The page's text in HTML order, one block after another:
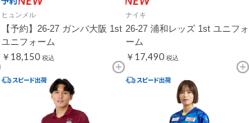
ヒュンメル
【予約】26-27 ガンバ大阪 1st
ユニフォーム
￥18,150 税込
ナイキ
26-27 浦和レッズ 1st ユニフォ
ーム
￥17,490 税込